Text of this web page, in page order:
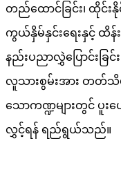
တည်ထောင်ခြင်း၊ ထိုင်
ကွယ်နှိမ်နှင်းရေးနှင့် ထိန်း
နည်းပညာလွှဲပြောင်းခြ
လူသားစွမ်းအား တတ်
သောကဏ္ဍများတွင် ပူး
လွှင့်ရန် ရည်ရွယ်သည်။